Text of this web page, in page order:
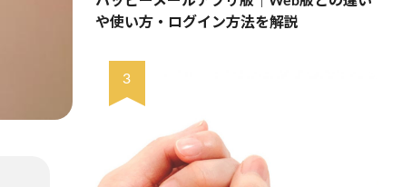
や使い方・ログイン方法を解説